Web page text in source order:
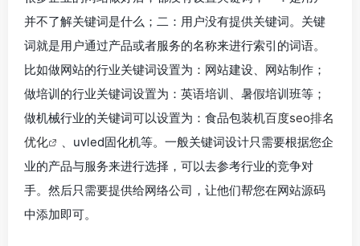
并不了解关键词是什么；二：用户没有提供关键词。关键
词就是用户通过产品或者服务的名称来进行索引的词语。
比如做网站的行业关键词设置为：网站建设、网站制作；
做培训的行业关键词设置为：英语培训、暑假培训班等；
做机械行业的关键词可以设置为：食品包装机百度seo排名
优化
、uvled固化机等。一般关键词设计只需要根据您企
业的产品与服务来进行选择，可以去参考行业的竞争对
手。然后只需要提供给网络公司，让他们帮您在网站源码
中添加即可。